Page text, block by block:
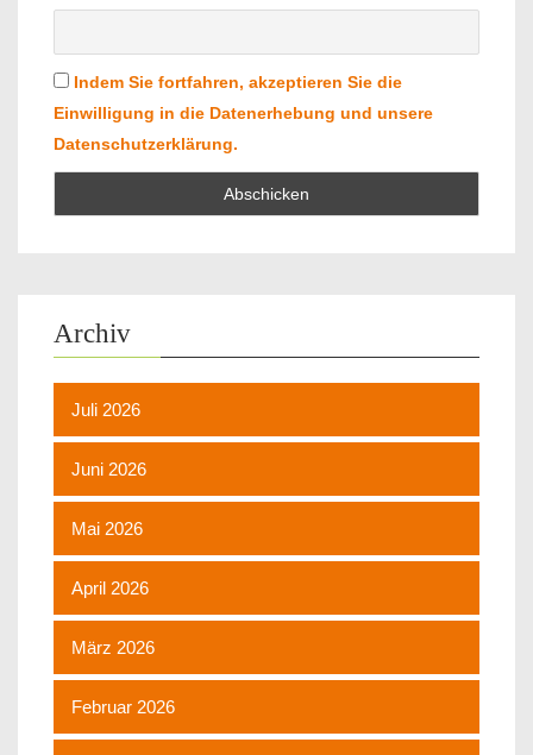
Indem Sie fortfahren, akzeptieren Sie die
Einwilligung in die Datenerhebung und unsere
Datenschutzerklärung.
Archiv
Juli 2026
Juni 2026
Mai 2026
April 2026
März 2026
Februar 2026